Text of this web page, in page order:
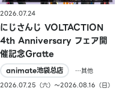
2026.07.24
にじさんじ VOLTACTION
4th Anniversary フェア開
催記念Gratte
animate池袋总店
…其他
2026.07.25（六）〜2026.08.16（日）